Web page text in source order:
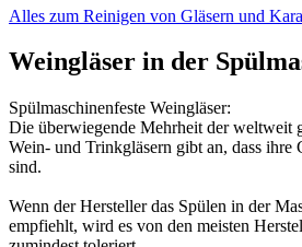
Alles zum Reinigen von Gläsern und
Weingläser in der
Spülmaschinenfeste Weingläser:
Die überwiegende Mehrheit der weltweit
Wein- und Trinkgläsern gibt an, dass ihre
sind.
Wenn der Hersteller das Spülen in der
empfiehlt, wird es von den meisten